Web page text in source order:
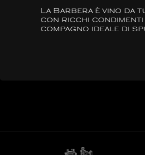
La Barbera è vino da
con ricchi
compagno ideale di